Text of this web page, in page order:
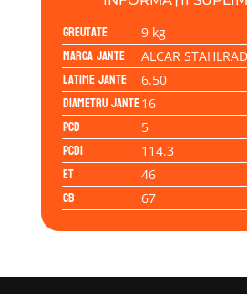
Greutate 9 kg
Marca jante ALCAR STAHLRAD
Latime jante 6.50
Diametru jante16
PCD 5
PCD1 114.3
ET 46
CB 67